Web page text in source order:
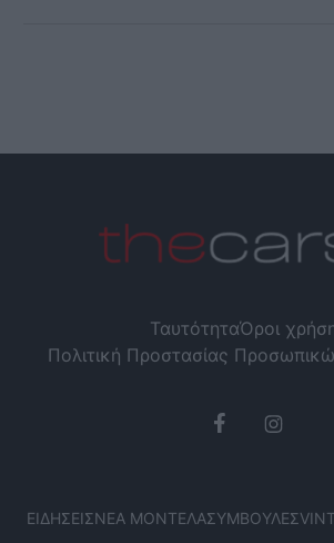
ΤαυτότηταΌροι
Πολιτική Προστασίας
ΕΙΔΉΣΕΙΣΝΈΑ ΜΟΝΤΈΛΑΣΥΜΒΟΥΛΈΣ